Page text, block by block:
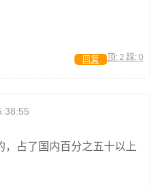
顶: 2 踩: 0
回复
，占了国内百分之五十以上